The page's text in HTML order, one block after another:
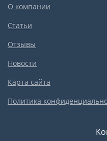
О компании
Статьи
Отзывы
Новости
Карта сайта
Политика